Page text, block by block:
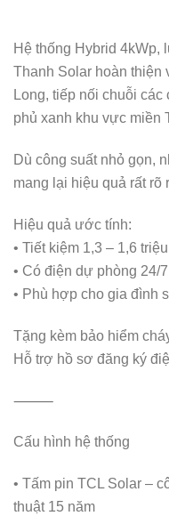
Hệ thống Hybrid
Thanh Solar hoàn thiện
Long, tiếp nối chuỗi
phủ xanh khu vực miền
Dù công suất nhỏ gọn,
mang lại hiệu quả rất rõ
Hiệu quả ước tính:
• Tiết kiệm 1,3 – 1,6
• Có điện dự phòng 24/
• Phù hợp cho gia đình
Tặng kèm bảo hiểm
Hỗ trợ hồ sơ đăng ký
⸻
Cấu hình hệ thống
• Tấm pin TCL Solar –
thuật 15 năm